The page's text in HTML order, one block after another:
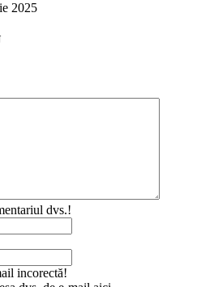
2025
dvs.!
incorectă!